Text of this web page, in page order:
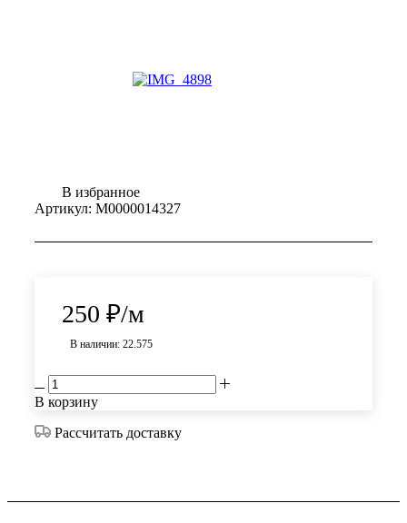
В избранное
Артикул: М0000014327
250 ₽/м
В наличии: 22.575
В корзину
Рассчитать доставку